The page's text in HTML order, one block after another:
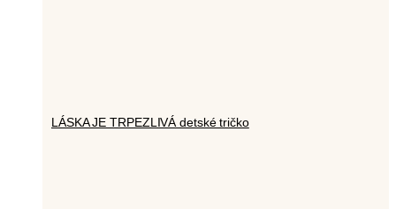
LÁSKA JE TRPEZLIVÁ detské tričko